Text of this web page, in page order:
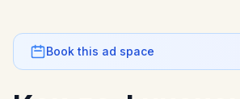
Book this ad space